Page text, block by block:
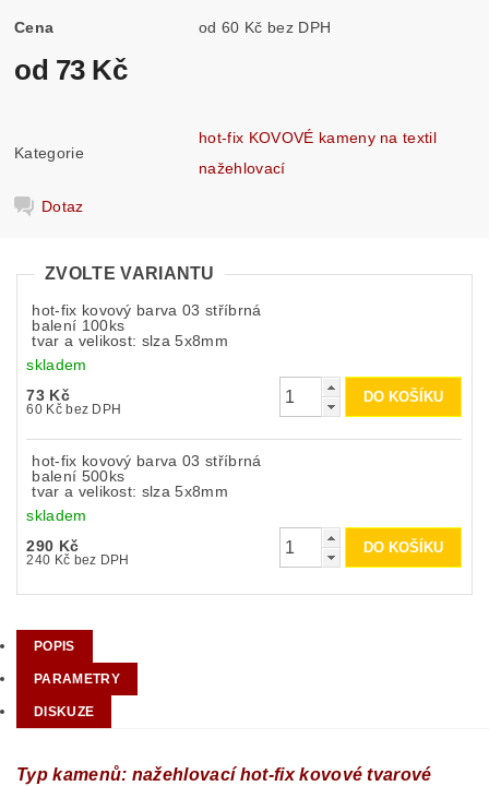
Cena od 60 Kč bez DPH
od 73 Kč
Kategorie
hot-fix KOVOVÉ kameny na textil
nažehlovací
Dotaz
ZVOLTE VARIANTU
hot-fix kovový barva 03 stříbrná
balení 100ks
tvar a velikost: slza 5x8mm
skladem
73 Kč
60 Kč bez DPH
hot-fix kovový barva 03 stříbrná
balení 500ks
tvar a velikost: slza 5x8mm
skladem
290 Kč
240 Kč bez DPH
POPIS
PARAMETRY
DISKUZE
Typ kamenů: nažehlovací hot-fix kovové tvarové